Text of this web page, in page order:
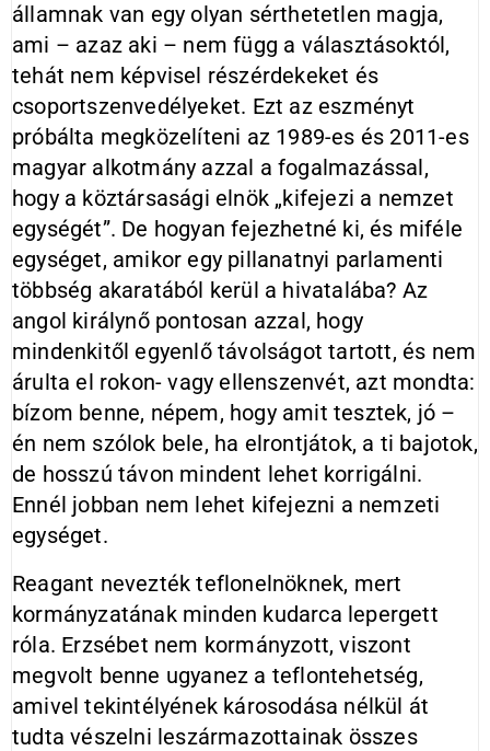
államnak van egy olyan sérthetetlen magja,
ami – azaz aki – nem függ a választásoktól,
tehát nem képvisel részérdekeket és
csoportszenvedélyeket. Ezt az eszményt
próbálta megközelíteni az 1989-es és 2011-es
magyar alkotmány azzal a fogalmazással,
hogy a köztársasági elnök „kifejezi a nemzet
egységét”. De hogyan fejezhetné ki, és miféle
egységet, amikor egy pillanatnyi parlamenti
többség akaratából kerül a hivatalába? Az
angol királynő pontosan azzal, hogy
mindenkitől egyenlő távolságot tartott, és nem
árulta el rokon- vagy ellenszenvét, azt mondta:
bízom benne, népem, hogy amit tesztek, jó –
én nem szólok bele, ha elrontjátok, a ti bajotok,
de hosszú távon mindent lehet korrigálni.
Ennél jobban nem lehet kifejezni a nemzeti
egységet.
Reagant nevezték teflonelnöknek, mert
kormányzatának minden kudarca lepergett
róla. Erzsébet nem kormányzott, viszont
megvolt benne ugyanez a teflontehetség,
amivel tekintélyének károsodása nélkül át
tudta vészelni leszármazottainak összes